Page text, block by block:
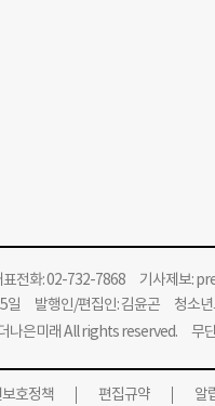
전화: 02-732-7868 기사제보:
일 발행인/편집인: 김윤곤 청소년
은미래 All rights reserved. 무단
호정책 편집규약 알